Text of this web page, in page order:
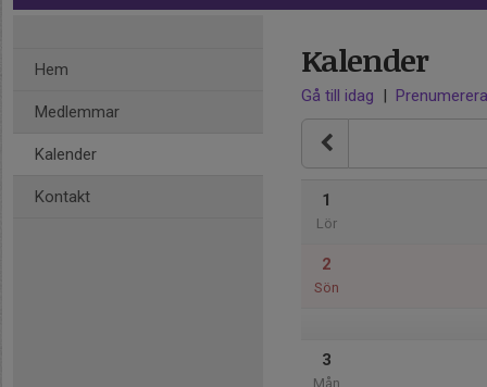
Hem
Medlemmar
Kalender
Kontakt
Kalender
Gå till idag | Prenumerera
1
Lör
2
Sön
3
Mån